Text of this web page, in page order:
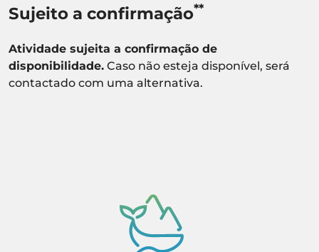
Sujeito a confirmação**
Atividade sujeita a confirmação de
disponibilidade. Caso não esteja disponível, será
contactado com uma alternativa.